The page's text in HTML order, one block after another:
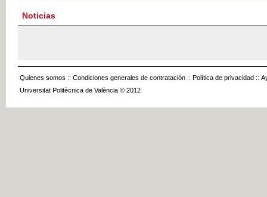
Noticias
Quienes somos :: Condiciones generales de contratación :: Política de privacidad ::
Universitat Politècnica de València © 2012